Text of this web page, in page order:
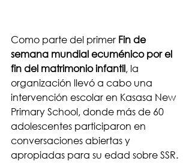
Como parte del primer Fin de
semana mundial ecuménico por el
fin del matrimonio infantil, la
organización llevó a cabo una
intervención escolar en Kasasa New
Primary School, donde más de 60
adolescentes participaron en
conversaciones abiertas y
apropiadas para su edad sobre SSR.